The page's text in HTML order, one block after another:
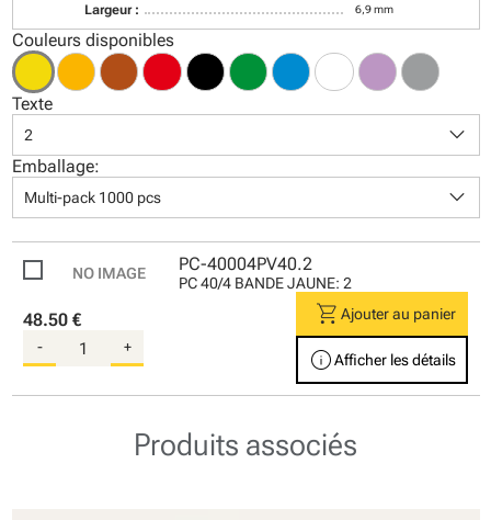
Largeur : 6,9 mm
Couleurs disponibles
Texte
2 keyboard_arrow_down
Emballage:
Multi-pack 1000 pcs keyboard_arrow_down
PC-40004PV40.2
PC 40/4 BANDE JAUNE: 2
48.50 €
- +
shopping_cart Ajouter au panier
infoAfficher les détails
Produits associés